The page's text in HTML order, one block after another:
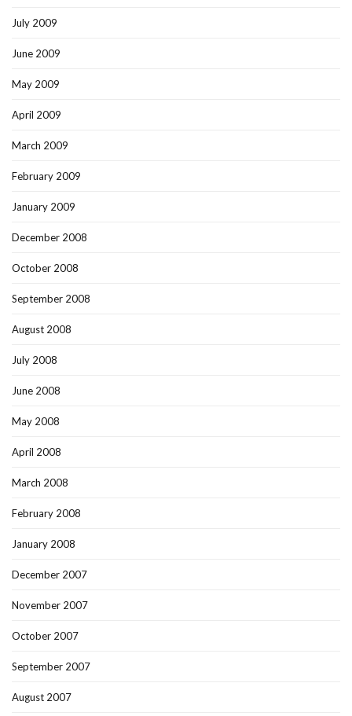
July 2009
June 2009
May 2009
April 2009
March 2009
February 2009
January 2009
December 2008
October 2008
September 2008
August 2008
July 2008
June 2008
May 2008
April 2008
March 2008
February 2008
January 2008
December 2007
November 2007
October 2007
September 2007
August 2007